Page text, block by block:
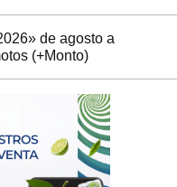
de agosto a
(+Monto)